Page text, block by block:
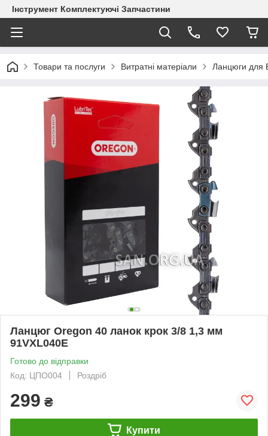
Інструмент Комплектуючі Запчастини
Товари та послуги Витратні матеріали Ланцюги для
Ланцюг Oregon 40 ланок крок 3/8 1,3 мм
91VXL040E
Готово до відправки
Код: ЦПО004
Роздріб
299 ₴
Купити